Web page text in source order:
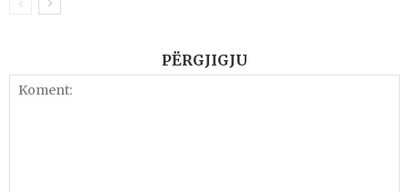
PËRGJIGJU